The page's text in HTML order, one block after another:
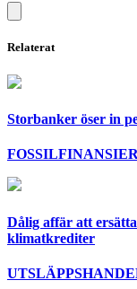
Relaterat
Storbanker öser in
Dålig affär att
klimatkrediter